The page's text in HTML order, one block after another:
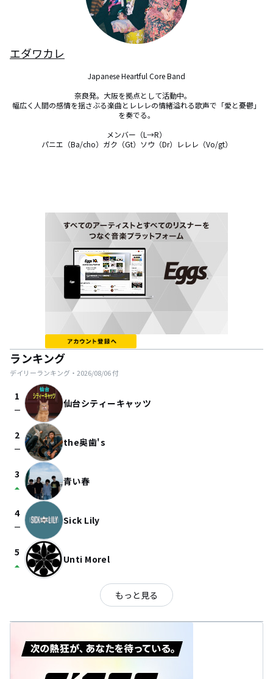
エダワカレ
Japanese Heartful Core Band
奈良発。大阪を拠点として活動中。
幅広く人間の感情を揺さぶる楽曲とレレレの情緒溢れる歌声で「愛と憂鬱」
を奏でる。
メンバー（L→R）
パニエ（Ba/cho）ガク（Gt）ソウ（Dr）レレレ（Vo/gt）
ランキング
デイリーランキング・ 2026/08/06付
1
check_indeterminate_small 仙台シティーキャッツ
2
check_indeterminate_small the奥歯's
3
arrow_drop_up 青い春
4
check_indeterminate_small Sick Lily
5
arrow_drop_up Unti Morel
もっと見る